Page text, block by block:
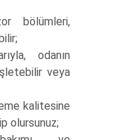
bölümleri,
odanın
veya
kalitesine
olursunuz;